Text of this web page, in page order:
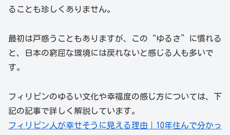
ることも珍しくありません。
最初は戸惑うこともありますが、この“ゆるさ”に慣れる
と、日本の窮屈な環境には戻れないと感じる人も多いで
す。
フィリピンのゆるい文化や幸福度の感じ方については、下
記の記事で詳しく解説しています。
フィリピン人が幸せそうに見える理由｜10年住んで分かっ